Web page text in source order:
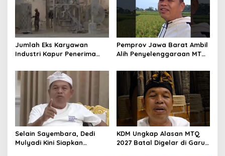
Jumlah Eks Karyawan
Industri Kapur Penerima
Bertambah, KDM: Kita
Identifikasi
Pemprov Jawa Barat Ambil
Alih Penyelenggaraan MTQ
Jadi Tuan Rumah
Selain Sayembara, Dedi
Mulyadi Kini Siapkan
KDM Ungkap Alasan MTQ
2027 Batal Digelar di Garut,